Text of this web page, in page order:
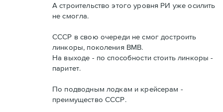
А строительство этого уровня РИ уже осилить
не смогла.
СССР в свою очереди не смог достроить
линкоры, поколения ВМВ.
На выходе - по способности стоить линкоры -
паритет.
По подводным лодкам и крейсерам -
преимущество СССР.